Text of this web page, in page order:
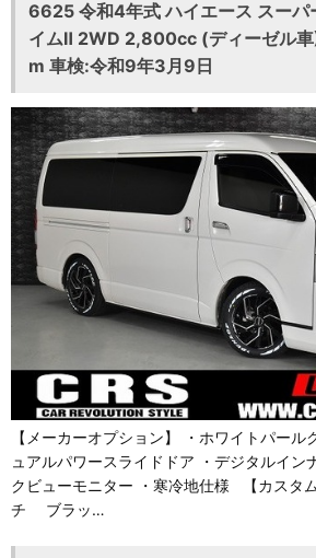
6625 令和4年式 ハイエース スー
イムⅡ 2WD 2,800cc (ディーゼル
m 車検:令和9年3月9日
【メーカーオプション】 ・ホワイトパー
ュアルパワースライドドア ・デジタルイン
クビューモニター ・寒冷地仕様 【カスタ
チ ブラッ…